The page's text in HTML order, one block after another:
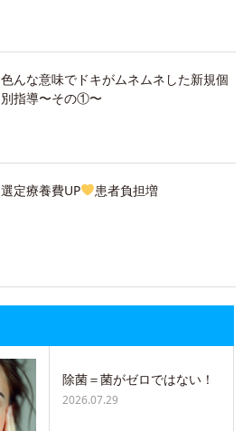
色んな意味でドキがムネムネした新規個
別指導〜その①〜
選定療養費UP 患者負担増
除菌＝菌がゼロではない！
2026.07.29